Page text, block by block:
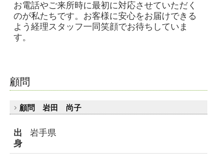
お電話やご来所時に最初に対応させていただく
のが私たちです。お客様に安心をお届けできる
よう経理スタッフ一同笑顔でお待ちしていま
す。
顧問
顧問 岩田 尚子
出
身
岩手県